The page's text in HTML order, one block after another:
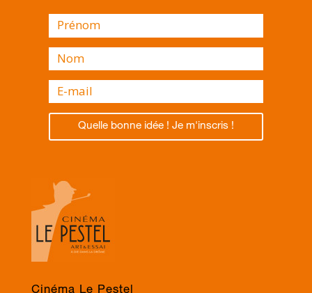
Quelle bonne idée ! Je m'inscris !